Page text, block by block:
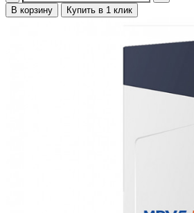
В корзину Купить в 1 клик